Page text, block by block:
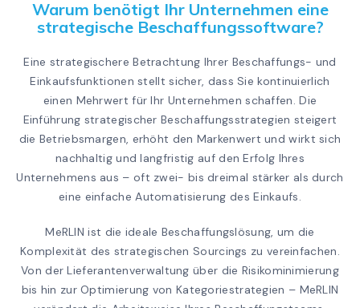
Warum benötigt Ihr Unternehmen eine
strategische Beschaffungssoftware?
Eine strategischere Betrachtung Ihrer Beschaffungs- und
Einkaufsfunktionen stellt sicher, dass Sie kontinuierlich
einen Mehrwert für Ihr Unternehmen schaffen. Die
Einführung strategischer Beschaffungsstrategien steigert
die Betriebsmargen, erhöht den Markenwert und wirkt sich
nachhaltig und langfristig auf den Erfolg Ihres
Unternehmens aus – oft zwei- bis dreimal stärker als durch
eine einfache Automatisierung des Einkaufs.
MeRLIN ist die ideale Beschaffungslösung, um die
Komplexität des strategischen Sourcings zu vereinfachen.
Von der Lieferantenverwaltung über die Risikominimierung
bis hin zur Optimierung von Kategoriestrategien – MeRLIN